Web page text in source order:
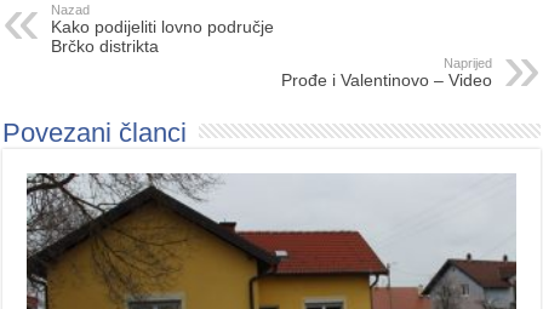
Nazad
Kako podijeliti lovno područje
Brčko distrikta
Naprijed
Prođe i Valentinovo – Video
Povezani članci